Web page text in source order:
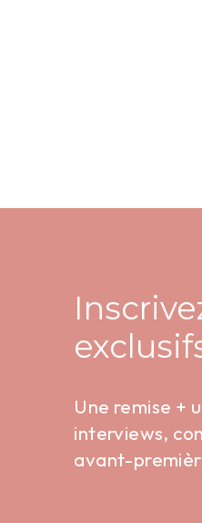
Une remise +
interviews,
avant-